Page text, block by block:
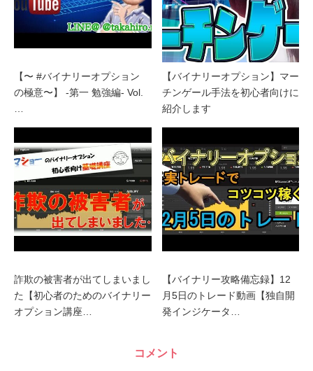
【〜 #バイナリーオプション
の極意〜】 -第一 勉強編- Vol.
【バイナリーオプション】マー
チンゲール手法を初心者向けに
紹介します
詐欺の被害者が出てしまいまし
た【初心者のためのバイナリー
オプション講座…
【バイナリー攻略備忘録】12
月5日のトレード動画【独自開
発インジケータ…
コメント